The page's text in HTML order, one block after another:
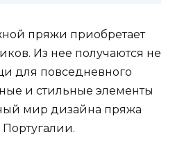
пряжи приобретает
Из нее получаются не
для повседневного
и стильные элементы
мир дизайна пряжа